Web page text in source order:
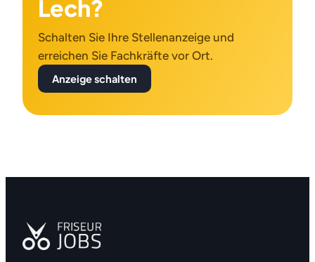
Lech?
Schalten Sie Ihre Stellenanzeige und
erreichen Sie Fachkräfte vor Ort.
Anzeige schalten